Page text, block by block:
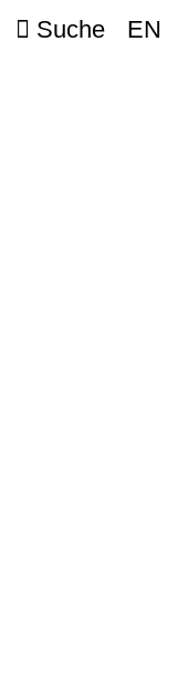
Suche EN